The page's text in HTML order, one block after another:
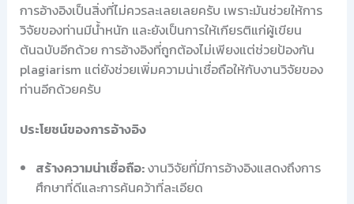
การอ้างอิงเป็นสิ่งที่ไม่ควรละเลยเลยครับ เพราะมันช่วยให้การ
วิจัยของท่านมีน้ำหนัก และยังเป็นการให้เกียรติแก่ผู้เขียน
ต้นฉบับอีกด้วย การอ้างอิงที่ถูกต้องไม่เพียงแต่ช่วยป้องกัน
plagiarism แต่ยังช่วยเพิ่มความน่าเชื่อถือให้กับงานวิจัยของ
ท่านอีกด้วยครับ
ประโยชน์ของการอ้างอิง
สร้างความน่าเชื่อถือ:งานวิจัยที่มีการอ้างอิงแสดงถึงการ
ศึกษาที่ดีและการค้นคว้าที่ละเอียด